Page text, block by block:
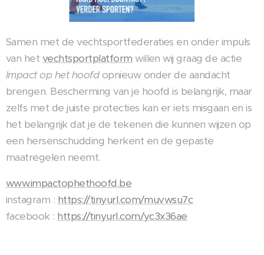
Samen met de vechtsportfederaties en onder impuls
van het vechtsportplatform willen wij graag de actie
Impact op het hoofdopnieuw onder de aandacht
brengen. Bescherming van je hoofd is belangrijk, maar
zelfs met de juiste protecties kan er iets misgaan en is
het belangrijk dat je de tekenen die kunnen wijzen op
een hersenschudding herkent en de gepaste
maatregelen neemt.
www.impactophethoofd.be
instagram : https://tinyurl.com/muvwsu7c
facebook : https://tinyurl.com/yc3x36ae